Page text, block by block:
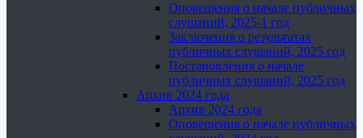
Оповещения о начале публичных
слушаний, 2025-1 год
Заключения о результатах
публичных слушаний, 2025 год
Постановления о начале
публичных слушаний, 2025 год
Архив 2024 года
Архив 2024 года
Оповещения о начале публичных